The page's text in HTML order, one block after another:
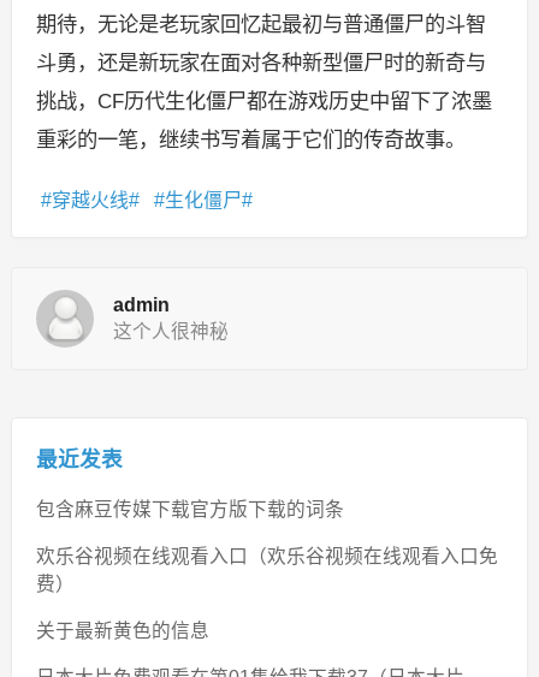
期待，无论是老玩家回忆起最初与普通僵尸的斗智
斗勇，还是新玩家在面对各种新型僵尸时的新奇与
挑战，CF历代生化僵尸都在游戏历史中留下了浓墨
重彩的一笔，继续书写着属于它们的传奇故事。
穿越火线 生化僵尸
admin
这个人很神秘
最近发表
包含麻豆传媒下载官方版下载的词条
欢乐谷视频在线观看入口（欢乐谷视频在线观看入口免
费）
关于最新黄色的信息